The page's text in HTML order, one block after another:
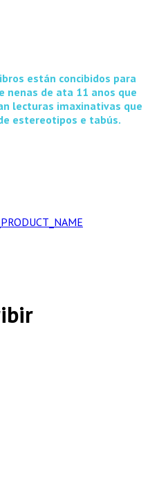
están concibidos para
nenas de ata 11 anos que
lecturas imaxinativas que
estereotipos e tabús.